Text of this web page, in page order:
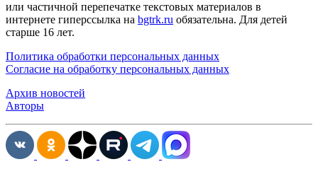
или частичной перепечатке текстовых материалов в
интернете гиперссылка на bgtrk.ru обязательна. Для детей
старше 16 лет.
Политика обработки персональных данных
Согласие на обработку персональных данных
Архив новостей
Авторы